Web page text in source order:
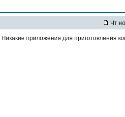
Чт
Никакие приложения для приготовления